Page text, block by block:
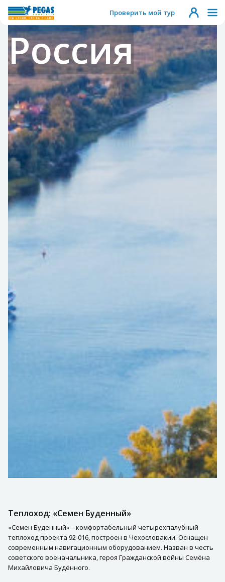
Проверить мой тур
Россия
Теплоход: «Семен Буденный»
«Семен Буденный» – комфортабельный четырехпалубный
теплоход проекта 92-016, построен в Чехословакии. Оснащен
современным навигационным оборудованием. Назван в честь
советского военачальника, героя Гражданской войны Семёна
Михайловича Будённого.